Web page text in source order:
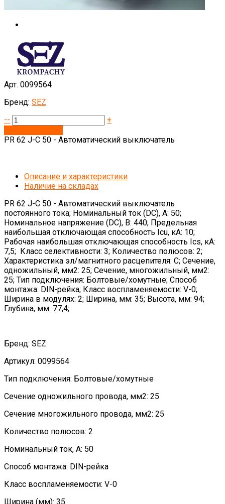
Арт. 0099564
Бренд: SEZ
--
+
PR 62 J-C 50 - Автоматический выключатель
Описание и характеристики
Наличие на складах
PR 62 J-C 50 - Автоматический выключатель
постоянного тока; Номинальный ток (DC), А: 50;
Номинальное напряжение (DC), В: 440; Предельная
наибольшая отключающая способность Icu, кА: 10;
Рабочая наибольшая отключающая способность Ics, кА:
7,5; Класс селективности: 3; Количество полюсов: 2;
Характеристика эл/магнитного расцепителя: C; Сечение,
одножильный, мм2: 25; Сечение, многожильный, мм2:
25; Тип подключения: Болтовые/хомутные; Способ
монтажа: DIN-рейка; Класс воспламеняемости: V-0;
Ширина в модулях: 2; Ширина, мм: 35; Высота, мм: 94;
Глубина, мм: 77,4;
Бренд: SEZ
Артикул: 0099564
Тип подключения: Болтовые/хомутные
Сечение одножильного провода, мм2: 25
Сечение многожильного провода, мм2: 25
Количество полюсов: 2
Номинальный ток, А: 50
Способ монтажа: DIN-рейка
Класс воспламеняемости: V-0
Ширина (мм): 35